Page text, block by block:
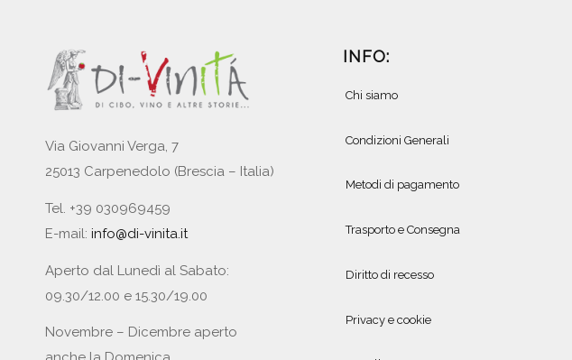
Via Giovanni Verga, 7
25013 Carpenedolo (Brescia – Italia)
Tel. +39 030969459
E-mail: info@di-vinita.it
Aperto dal Lunedì al Sabato:
09.30/12.00 e 15.30/19.00
Novembre – Dicembre aperto
INFO:
Chi siamo
Condizioni Generali
Metodi di pagamento
Trasporto e Consegna
Diritto di recesso
Privacy e cookie